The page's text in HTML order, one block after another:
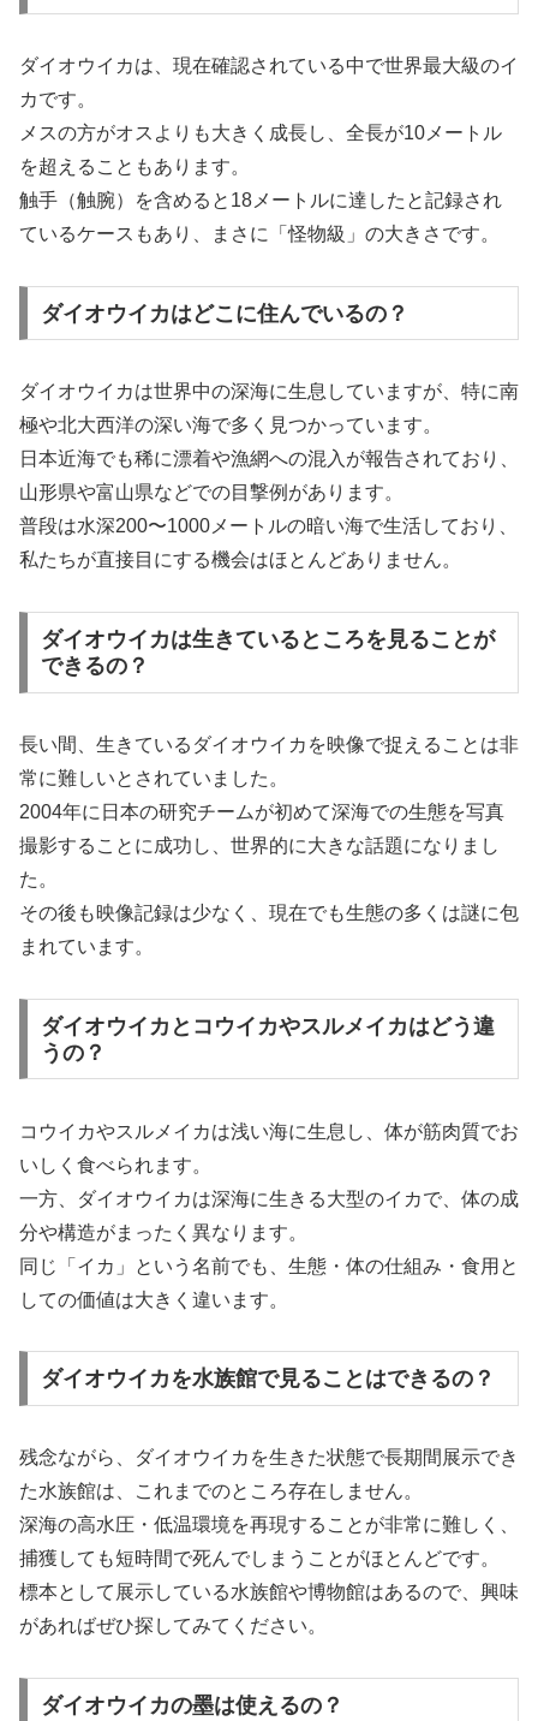
ダイオウイカは、現在確認されている中で世界最大級のイ
カです。
メスの方がオスよりも大きく成長し、全長が10メートル
を超えることもあります。
触手（触腕）を含めると18メートルに達したと記録され
ているケースもあり、まさに「怪物級」の大きさです。
ダイオウイカはどこに住んでいるの？
ダイオウイカは世界中の深海に生息していますが、特に南
極や北大西洋の深い海で多く見つかっています。
日本近海でも稀に漂着や漁網への混入が報告されており、
山形県や富山県などでの目撃例があります。
普段は水深200〜1000メートルの暗い海で生活しており、
私たちが直接目にする機会はほとんどありません。
ダイオウイカは生きているところを見ることが
できるの？
長い間、生きているダイオウイカを映像で捉えることは非
常に難しいとされていました。
2004年に日本の研究チームが初めて深海での生態を写真
撮影することに成功し、世界的に大きな話題になりまし
た。
その後も映像記録は少なく、現在でも生態の多くは謎に包
まれています。
ダイオウイカとコウイカやスルメイカはどう違
うの？
コウイカやスルメイカは浅い海に生息し、体が筋肉質でお
いしく食べられます。
一方、ダイオウイカは深海に生きる大型のイカで、体の成
分や構造がまったく異なります。
同じ「イカ」という名前でも、生態・体の仕組み・食用と
しての価値は大きく違います。
ダイオウイカを水族館で見ることはできるの？
残念ながら、ダイオウイカを生きた状態で長期間展示でき
た水族館は、これまでのところ存在しません。
深海の高水圧・低温環境を再現することが非常に難しく、
捕獲しても短時間で死んでしまうことがほとんどです。
標本として展示している水族館や博物館はあるので、興味
があればぜひ探してみてください。
ダイオウイカの墨は使えるの？